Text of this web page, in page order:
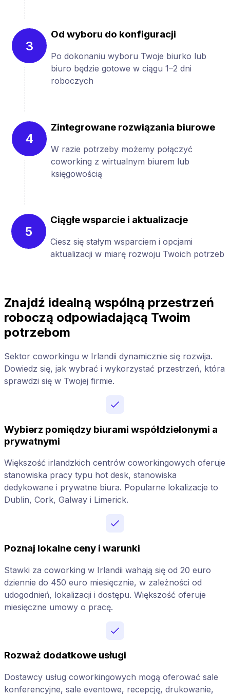
3
Od wyboru do konfiguracji
Po dokonaniu wyboru Twoje biurko lub
biuro będzie gotowe w ciągu 1–2 dni
roboczych
4
Zintegrowane rozwiązania biurowe
W razie potrzeby możemy połączyć
coworking z wirtualnym biurem lub
księgowością
5
Ciągłe wsparcie i aktualizacje
Ciesz się stałym wsparciem i opcjami
aktualizacji w miarę rozwoju Twoich potrzeb
Znajdź idealną wspólną przestrzeń
roboczą odpowiadającą Twoim
potrzebom
Sektor coworkingu w Irlandii dynamicznie się rozwija.
Dowiedz się, jak wybrać i wykorzystać przestrzeń, która
sprawdzi się w Twojej firmie.
Wybierz pomiędzy biurami współdzielonymi a
prywatnymi
Większość irlandzkich centrów coworkingowych oferuje
stanowiska pracy typu hot desk, stanowiska
dedykowane i prywatne biura. Popularne lokalizacje to
Dublin, Cork, Galway i Limerick.
Poznaj lokalne ceny i warunki
Stawki za coworking w Irlandii wahają się od 20 euro
dziennie do 450 euro miesięcznie, w zależności od
udogodnień, lokalizacji i dostępu. Większość oferuje
miesięczne umowy o pracę.
Rozważ dodatkowe usługi
Dostawcy usług coworkingowych mogą oferować sale
konferencyjne, sale eventowe, recepcję, drukowanie,